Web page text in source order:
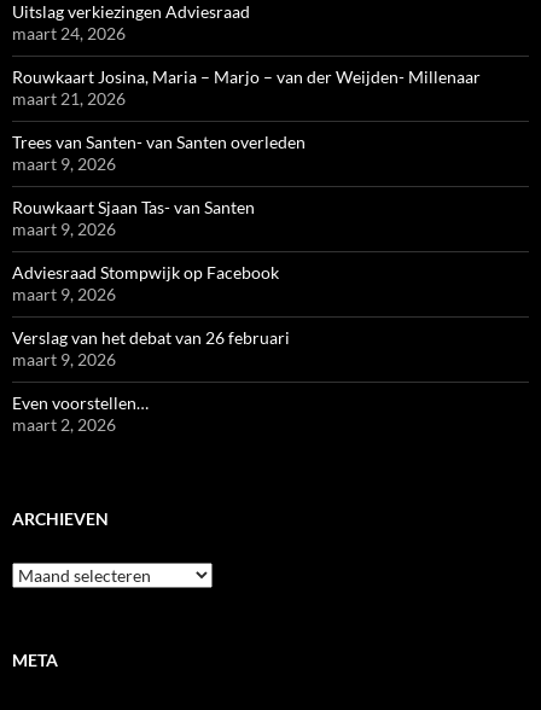
Uitslag verkiezingen Adviesraad
maart 24, 2026
Rouwkaart Josina, Maria – Marjo – van der Weijden- Millenaar
maart 21, 2026
Trees van Santen- van Santen overleden
maart 9, 2026
Rouwkaart Sjaan Tas- van Santen
maart 9, 2026
Adviesraad Stompwijk op Facebook
maart 9, 2026
Verslag van het debat van 26 februari
maart 9, 2026
Even voorstellen…
maart 2, 2026
ARCHIEVEN
Archieven
META